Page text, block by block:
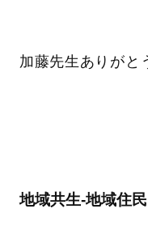
加藤先生ありがと
地域共生-地域住